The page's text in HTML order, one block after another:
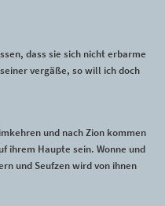
dass sie sich nicht erbarme
vergäße, so will ich doch
und nach Zion kommen
ihrem Haupte sein. Wonne und
und Seufzen wird von ihnen